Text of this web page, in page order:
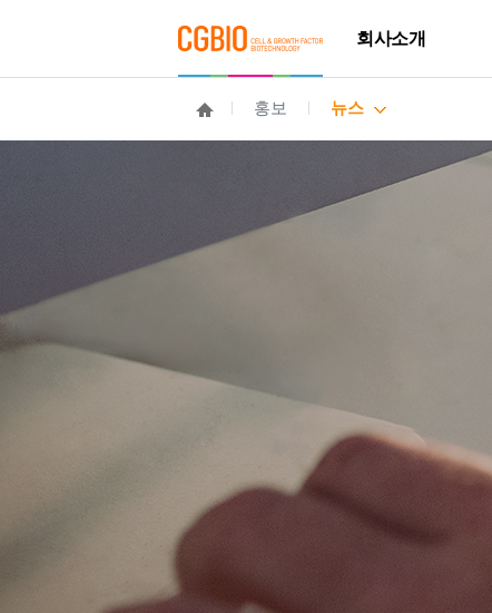
회사소개
홍보 뉴스